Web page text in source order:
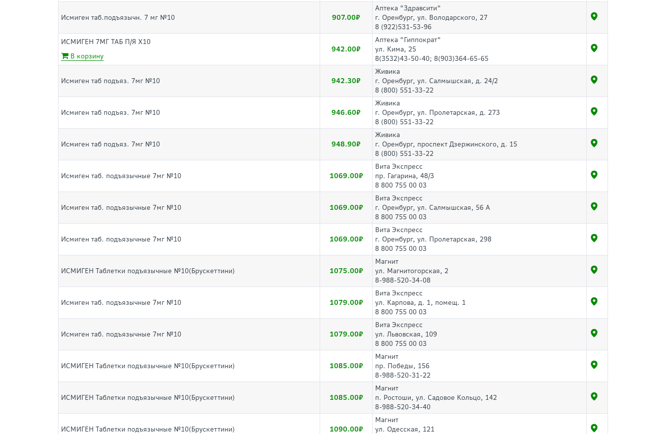
Исмиген таб.подъязычн. 7 мг №10 907.00
Аптека "Здравсити"
г. Оренбург, ул. Володарского, 27
8 (922)531-53-96
ИСМИГЕН 7МГ ТАБ П/Я Х10
В корзину
942.00
Аптека "Гиппократ"
ул. Кима, 25
8(3532)43-50-40; 8(903)364-65-65
Исмиген таб подъяз. 7мг №10 942.30
Живика
г. Оренбург, ул. Салмышская, д. 24/2
8 (800) 551-33-22
Исмиген таб подъяз. 7мг №10 946.60
Живика
г. Оренбург, ул. Пролетарская, д. 273
8 (800) 551-33-22
Исмиген таб подъяз. 7мг №10 948.90
Живика
г. Оренбург, проспект Дзержинского, д. 15
8 (800) 551-33-22
Исмиген таб. подъязычные 7мг №10 1069.00
Вита Экспресс
пр. Гагарина, 48/3
8 800 755 00 03
Исмиген таб. подъязычные 7мг №10 1069.00
Вита Экспресс
г. Оренбург, ул. Салмышская, 56 А
8 800 755 00 03
Исмиген таб. подъязычные 7мг №10 1069.00
Вита Экспресс
г. Оренбург, ул. Пролетарская, 298
8 800 755 00 03
ИСМИГЕН Таблетки подъязычные №10(Брускеттини) 1075.00
Магнит
ул. Магнитогорская, 2
8-988-520-34-08
Исмиген таб. подъязычные 7мг №10 1079.00
Вита Экспресс
ул. Карпова, д. 1, помещ. 1
8 800 755 00 03
Исмиген таб. подъязычные 7мг №10 1079.00
Вита Экспресс
ул. Львовская, 109
8 800 755 00 03
ИСМИГЕН Таблетки подъязычные №10(Брускеттини) 1085.00
Магнит
пр. Победы, 156
8-988-520-31-22
ИСМИГЕН Таблетки подъязычные №10(Брускеттини) 1085.00
Магнит
п. Ростоши, ул. Садовое Кольцо, 142
8-988-520-34-40
ИСМИГЕН Таблетки подъязычные №10(Брускеттини) 1090.00
Магнит
ул. Одесская, 121